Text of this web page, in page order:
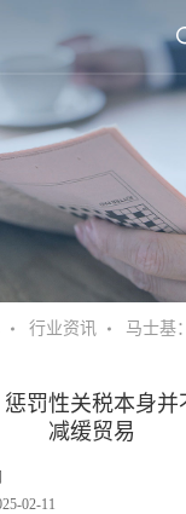
行业资讯
马士基
罚性关税本身并
减缓贸易
02-11